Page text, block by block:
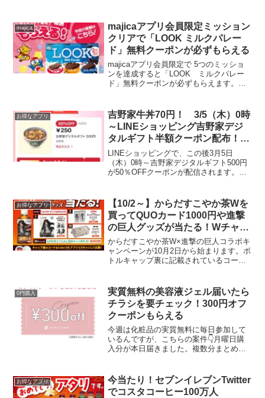
がもらえるクイズや動画も更新されてい
るのでも...
majica
majicaアプリ会員限定ミッション
クリアで「LOOK ミルクパレー
ド」無料クーポンが必ずもらえる
majicaアプリ会員限定で 5つのミッショ
ンを達成すると「LOOK ミルクパレー
ド」無料クーポンが必ずもらえます。
してマジ活に参加します。5つすべてのミ
ッション...
お得なアプリ
吉野家牛丼70円！ 3/5（木）0時
～LINEショッピング吉野家デジ
タルギフト半額クーポン配布！楽
天パシャに100還元クーポンきて
るかも？お子さま80円割引
LINEショッピングで、この後3月5日
（木）0時～吉野家デジタルギフト500円
が50％OFFクーポンが配信されます。
入クーポン適用されて250円になってい...
お得なアプリ
【10/2～】からだすこやか茶Wを
買ってQUOカード1000円や進撃
の巨人グッズが当たる！Wチャン
スでLINEポイント最大100ポイン
トが15万人
からだすこやか茶W×進撃の巨人コラボキ
ャンペーンが10月2日から始まります。ボ
トルキャップ裏に記載されているコード
ント最大100ptや進撃の巨人 オリジナル
コ...
0円購入
実質無料の美容液ジェル届いたら
チラシを要チェック！300円オフ
クーポンもらえる
今週は化粧品の実質無料に毎日参加して
いるんですが、こちらの案件👇月曜日購
入分が本日届きました。複数分まとめて
シ。QRコードをログインすると300円
OFFクーポンがも...
お得なアプリ
今当たり！セブンイレブンTwitter
でコスタコーヒー100万人